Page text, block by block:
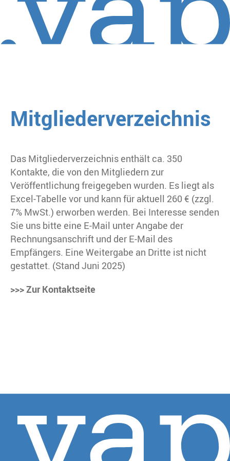
Mitgliederverzeichnis
Das Mitgliederverzeichnis enthält ca. 350
Kontakte, die von den Mitgliedern zur
Veröffentlichung freigegeben wurden. Es liegt als
Excel-Tabelle vor und kann für aktuell 260 € (zzgl.
7% MwSt.) erworben werden. Bei Interesse senden
Sie uns bitte eine E-Mail unter Angabe der
Rechnungsanschrift und der E-Mail des
Empfängers. Eine Weitergabe an Dritte ist nicht
gestattet. (Stand Juni 2025)
>>> Zur Kontaktseite